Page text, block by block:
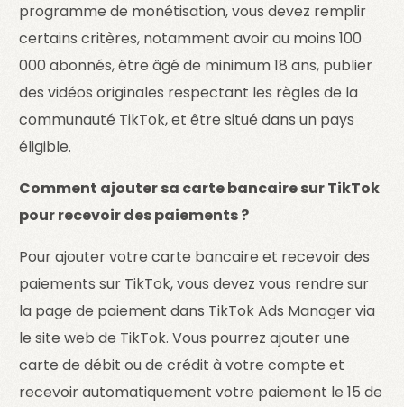
programme de monétisation, vous devez remplir
certains critères, notamment avoir au moins 100
000 abonnés, être âgé de minimum 18 ans, publier
des vidéos originales respectant les règles de la
communauté TikTok, et être situé dans un pays
éligible.
Comment ajouter sa carte bancaire sur TikTok
pour recevoir des paiements ?
Pour ajouter votre carte bancaire et recevoir des
paiements sur TikTok, vous devez vous rendre sur
la page de paiement dans TikTok Ads Manager via
le site web de TikTok. Vous pourrez ajouter une
carte de débit ou de crédit à votre compte et
recevoir automatiquement votre paiement le 15 de